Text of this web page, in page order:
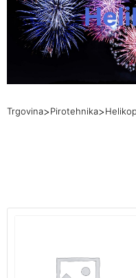
Trgovina>Pirotehnika>